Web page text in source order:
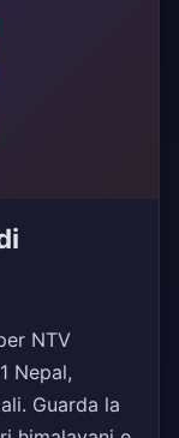
NTV
Nepal,
Guarda la